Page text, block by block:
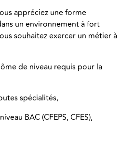
appréciez une forme
un environnement à fort
souhaitez exercer un métier à
de niveau requis pour la
spécialités,
BAC (CFEPS, CFES),